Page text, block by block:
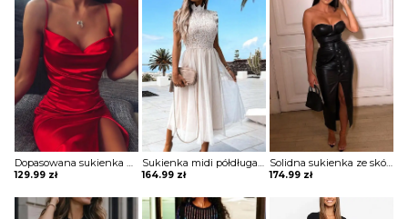
Dopasowana sukienka na ramiączkach z cienkimi ramiączkami Jennet
129.99 zł
Sukienka midi półdługa warstwowa z halką tiulowa zabudowa ze stójką półgolf bez rękawów koronka kwiaty wzory siateczka marszczona w pasie podkreślona talia elegancka wieczorowa Amsah
164.99 zł
Solidna sukienka ze skóry pu z rozcięciami Hilga
174.99 zł